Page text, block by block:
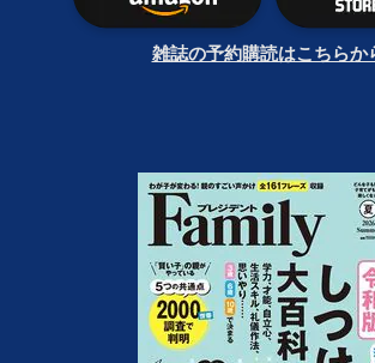
雑誌の予約購読はこちらか